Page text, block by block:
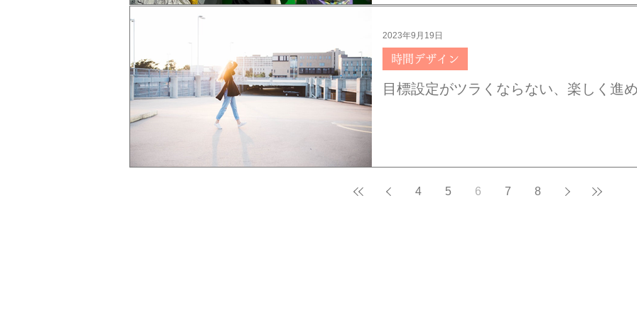
目標設定がツラくならない、楽しく進
時間デザイン
2023年9月19日
4 5 6 7 8